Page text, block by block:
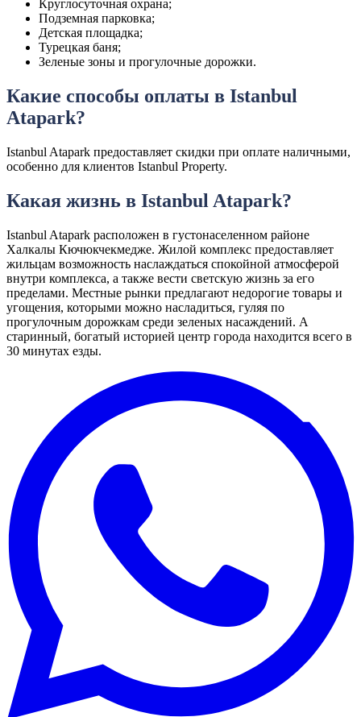
Круглосуточная охрана;
Подземная парковка;
Детская площадка;
Турецкая баня;
Зеленые зоны и прогулочные дорожки.
Какие способы оплаты в Istanbul
Atapark?
Istanbul Atapark предоставляет скидки при оплате наличными,
особенно для клиентов Istanbul Property.
Какая жизнь в Istanbul Atapark?
Istanbul Atapark расположен в густонаселенном районе
Халкалы Кючюкчекмедже. Жилой комплекс предоставляет
жильцам возможность наслаждаться спокойной атмосферой
внутри комплекса, а также вести светскую жизнь за его
пределами. Местные рынки предлагают недорогие товары и
угощения, которыми можно насладиться, гуляя по
прогулочным дорожкам среди зеленых насаждений. А
старинный, богатый историей центр города находится всего в
30 минутах езды.